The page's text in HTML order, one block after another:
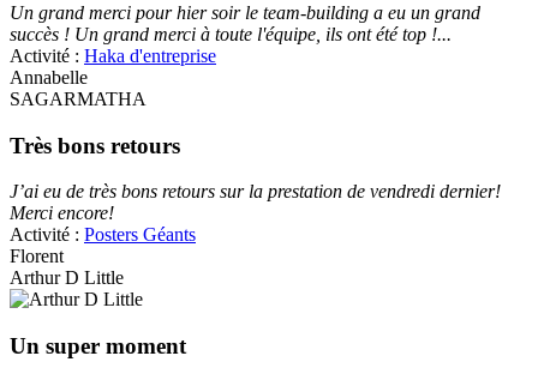
Un grand merci pour hier soir le team-building a eu un grand
succès ! Un grand merci à toute l'équipe, ils ont été top !...
Activité : Haka d'entreprise
Annabelle
SAGARMATHA
Très bons retours
J’ai eu de très bons retours sur la prestation de vendredi dernier!
Merci encore!
Activité : Posters Géants
Florent
Arthur D Little
Un super moment